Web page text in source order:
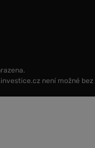
není možné bez